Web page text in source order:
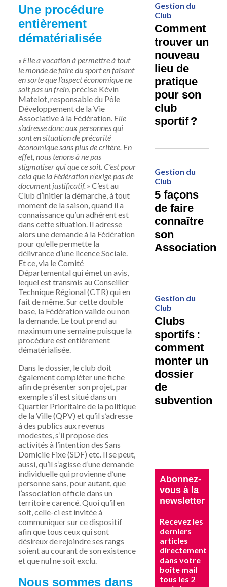
Une procédure
entièrement
dématérialisée
« Elle a vocation à permettre à tout
le monde de faire du sport en faisant
en sorte que l’aspect économique ne
soit pas un frein, précise Kévin
Matelot, responsable du Pôle
Développement de la Vie
Associative à la Fédération. Elle
s’adresse donc aux personnes qui
sont en situation de précarité
économique sans plus de critère. En
effet, nous tenons à ne pas
stigmatiser qui que ce soit. C’est pour
cela que la Fédération n’exige pas de
document justificatif. » C’est au
Club d’initier la démarche, à tout
moment de la saison, quand il a
connaissance qu’un adhérent est
dans cette situation. Il adresse
alors une demande à la Fédération
pour qu’elle permette la
délivrance d’une licence Sociale.
Et ce, via le Comité
Départemental qui émet un avis,
lequel est transmis au Conseiller
Technique Régional (CTR) qui en
fait de même. Sur cette double
base, la Fédération valide ou non
la demande. Le tout prend au
maximum une semaine puisque la
procédure est entièrement
dématérialisée.
Dans le dossier, le club doit
également compléter une fiche
afin de présenter son projet, par
exemple s’il est situé dans un
Quartier Prioritaire de la politique
de la Ville (QPV) et qu’il s’adresse
à des publics aux revenus
modestes, s’il proposedes
activités à l’intention des Sans
Domicile Fixe (SDF) etc. Il se peut,
aussi, qu’il s’agisse d’une demande
individuelle qui provienne d’une
personne sans, pour autant, que
l’association officie dans un
territoire carencé. Quoi qu’il en
soit, celle-ci est invitée à
communiquer sur ce dispositif
afin que tous ceux qui sont
désireux de rejoindre ses rangs
soient au courant de son existence
et que nul ne soit exclu.
Nous sommes dans
Gestion du
Club
Comment
trouver un
nouveau
lieu de
pratique
pour son
club
sportif ?
Gestion du
Club
5 façons
de faire
connaître
son
Association
Gestion du
Club
Clubs
sportifs :
comment
monter un
dossier
de
subvention
Abonnez-
vous à la
newsletter
Recevez les
derniers
articles
directement
dans votre
boîte mail
tous les 2